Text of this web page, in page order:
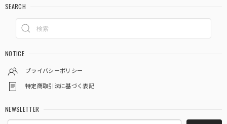
SEARCH
NOTICE
プライバシーポリシー
特定商取引法に基づく表記
NEWSLETTER